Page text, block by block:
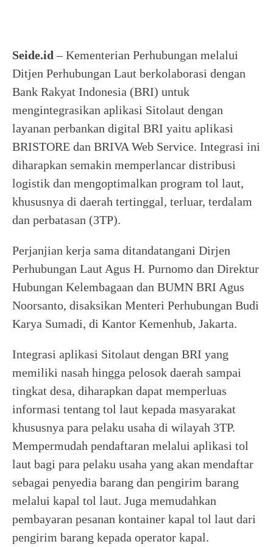
Seide.id – Kementerian Perhubungan melalui
Ditjen Perhubungan Laut berkolaborasi dengan
Bank Rakyat Indonesia (BRI) untuk
mengintegrasikan aplikasi Sitolaut dengan
layanan perbankan digital BRI yaitu aplikasi
BRISTORE dan BRIVA Web Service. Integrasi ini
diharapkan semakin memperlancar distribusi
logistik dan mengoptimalkan program tol laut,
khususnya di daerah tertinggal, terluar, terdalam
dan perbatasan (3TP).
Perjanjian kerja sama ditandatangani Dirjen
Perhubungan Laut Agus H. Purnomo dan Direktur
Hubungan Kelembagaan dan BUMN BRI Agus
Noorsanto, disaksikan Menteri Perhubungan Budi
Karya Sumadi, di Kantor Kemenhub, Jakarta.
Integrasi aplikasi Sitolaut dengan BRI yang
memiliki nasah hingga pelosok daerah sampai
tingkat desa, diharapkan dapat memperluas
informasi tentang tol laut kepada masyarakat
khususnya para pelaku usaha di wilayah 3TP.
Mempermudah pendaftaran melalui aplikasi tol
laut bagi para pelaku usaha yang akan mendaftar
sebagai penyedia barang dan pengirim barang
melalui kapal tol laut. Juga memudahkan
pembayaran pesanan kontainer kapal tol laut dari
pengirim barang kepada operator kapal.